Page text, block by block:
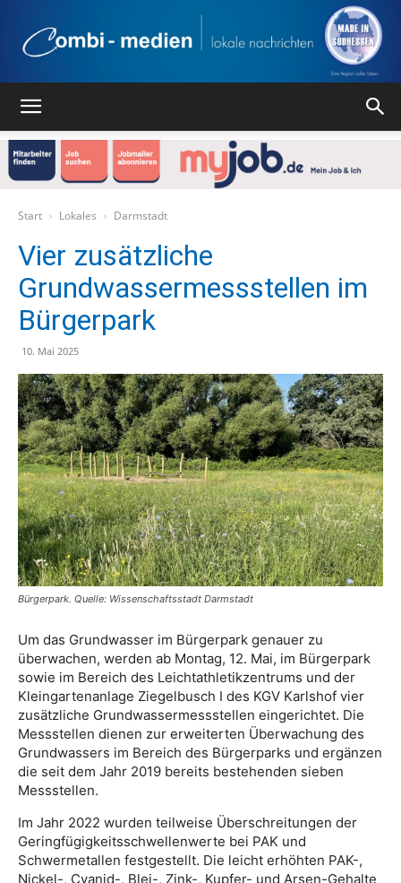
Verlag
Start Lokales Darmstadt
Vier zusätzliche
Grundwassermessstellen im
Bürgerpark
10. Mai 2025
Bürgerpark. Quelle: Wissenschaftsstadt Darmstadt
Um das Grundwasser im Bürgerpark genauer zu
überwachen, werden ab Montag, 12. Mai, im Bürgerpark
sowie im Bereich des Leichtathletikzentrums und der
Kleingartenanlage Ziegelbusch I des KGV Karlshof vier
zusätzliche Grundwassermessstellen eingerichtet. Die
Messstellen dienen zur erweiterten Überwachung des
Grundwassers im Bereich des Bürgerparks und ergänzen
die seit dem Jahr 2019 bereits bestehenden sieben
Messstellen.
Im Jahr 2022 wurden teilweise Überschreitungen der
Geringfügigkeitsschwellenwerte bei PAK und
Schwermetallen festgestellt. Die leicht erhöhten PAK-,
Nickel-, Cyanid-, Blei-, Zink-, Kupfer- und Arsen-Gehalte